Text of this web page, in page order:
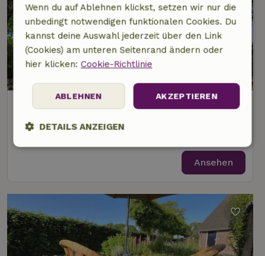
Naturhäuschen in Sint Agatha
3 km Abstand vom Zentrum von Oeffelt
Ansehen
Wenn du auf Ablehnen klickst, setzen wir nur die
unbedingt notwendigen funktionalen Cookies. Du
kannst deine Auswahl jederzeit über den Link
(Cookies) am unteren Seitenrand ändern oder
hier klicken: Cookie-Richtlinie
AKZEPTIEREN
ABLEHNEN
DETAILS ANZEIGEN
Targeting
Unklassifizierte